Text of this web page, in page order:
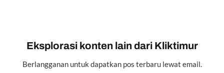
Eksplorasi konten lain dari Kliktimur
Berlangganan untuk dapatkan pos terbaru lewat email.